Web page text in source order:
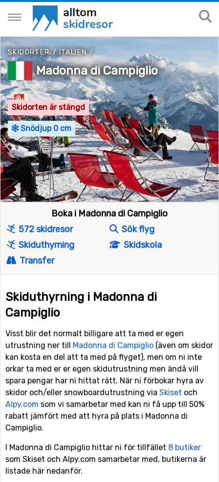
SKIDORTER/ITALIEN/
Madonna di Campiglio
Skidorten är stängd
Snödjup 0 cm
Boka i Madonna di Campiglio
572 skidresor
Sök flyg
Skiduthyrning
Skidskola
Transfer
Skiduthyrning i Madonna di
Campiglio
Visst blir det normalt billigare att ta med er egen
utrustning ner till Madonna di Campiglio (även om skidor
kan kosta en del att ta med på flyget), men om ni inte
orkar ta med er er egen skidutrustning men ändå vill
spara pengar har ni hittat rätt. När ni förbokar hyra av
skidor och/eller snowboardutrustning via Skiset och
Alpy.com som vi samarbetar med kan ni få upp till 50%
rabatt jämfört med att hyra på plats i Madonna di
Campiglio.
I Madonna di Campiglio hittar ni för tillfället 8 butiker
som Skiset och Alpy.com samarbetar med, butikerna är
listade här nedanför.